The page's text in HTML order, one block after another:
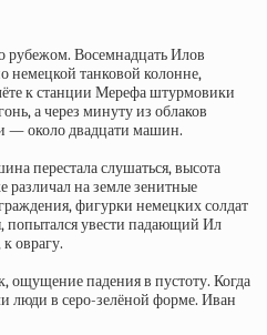
рубежом. Восемнадцать Илов
немецкой танковой колонне,
к станции Мерефа штурмовики
а через минуту из облаков
— около двадцати машин.
перестала слушаться, высота
различал на земле зенитные
фигурки немецких солдат
попытался увести падающий Ил
оврагу.
ощущение падения в пустоту. Когда
люди в серо-зелёной форме. Иван